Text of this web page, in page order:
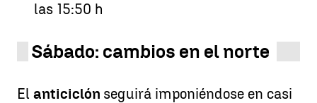
las 15:50 h
Sábado: cambios en el norte
El anticiclón seguirá imponiéndose en casi